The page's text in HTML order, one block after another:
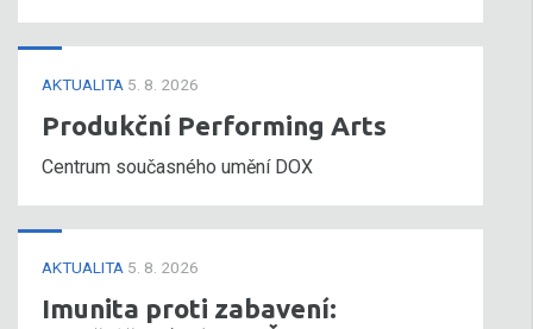
AKTUALITA 5. 8. 2026
Produkční Performing Arts
Centrum současného umění DOX
AKTUALITA 5. 8. 2026
Imunita proti zabavení: